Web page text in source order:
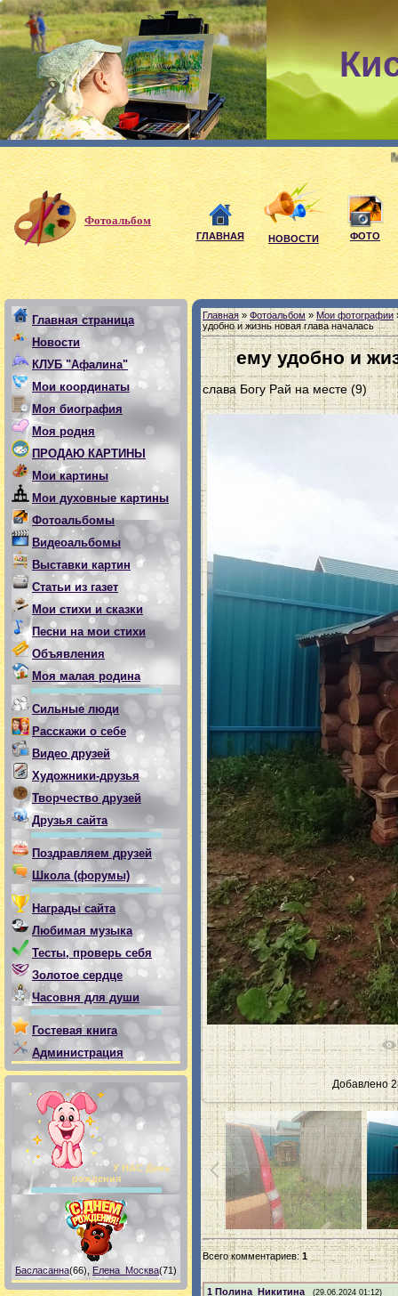
Мои девиз:
Фотоальбом
ГЛАВНАЯ НОВОСТИ ФОТО
Главная страница
Новости
КЛУБ "Афалина"
Мои координаты
Моя биография
Моя родня
ПРОДАЮ КАРТИНЫ
Мои картины
Мои духовные картины
Фотоальбомы
Видеоальбомы
Выставки картин
Статьи из газет
Мои стихи и сказки
Песни на мои стихи
Объявления
Моя малая родина
Сильные люди
Расскажи о себе
Видео друзей
Художники-друзья
Творчество друзей
Друзья сайта
Поздравляем друзей
Школа (форумы)
Награды сайта
Любимая музыка
Тесты, проверь себя
Золотое сердце
Часовня для души
Гостевая книга
Администрация
У НАС День
рождения
Басласанна(66) Елена_Москва(71)
Главная » Фотоальбом»Мои фотографии
удобно и жизнь новая глава началась
ему удобно и
слава Богу Рай на месте (9)
Добавлено
Всего комментариев:1
1 Полина_Никитина (29.06.2024 01:12)